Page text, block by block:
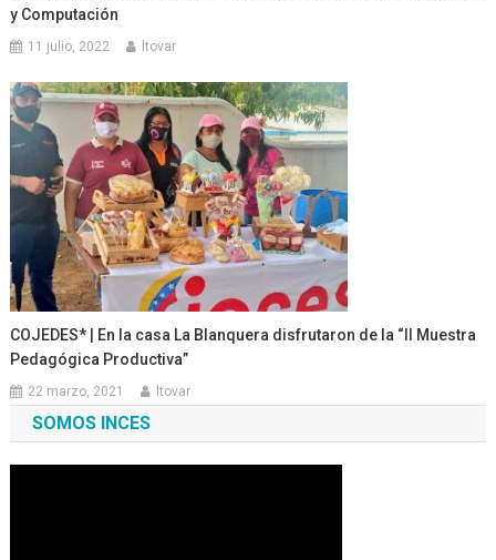
y Computación
11 julio, 2022 ltovar
COJEDES* | En la casa La Blanquera disfrutaron de la “II Muestra
Pedagógica Productiva”
22 marzo, 2021 ltovar
SOMOS INCES